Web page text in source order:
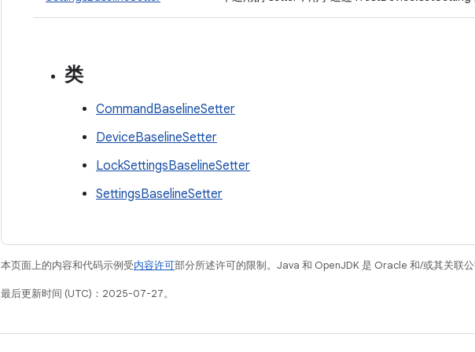
类
CommandBaselineSetter
DeviceBaselineSetter
LockSettingsBaselineSetter
SettingsBaselineSetter
本页面上的内容和代码示例受内容许可部分所述许可的限制。Java 和 OpenJDK 是 Oracle 和/或其关联公
最后更新时间 (UTC)：2025-07-27。